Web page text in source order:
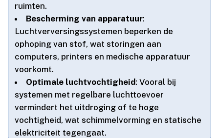
ruimten.​
Bescherming van apparatuur:
Luchtverversingssystemen beperken de
ophoping van stof, wat storingen aan
computers, printers en medische apparatuur
voorkomt.​
Optimale luchtvochtigheid: Vooral bij
systemen met regelbare luchttoevoer
vermindert het uitdroging of te hoge
vochtigheid, wat schimmelvorming en statische
elektriciteit tegengaat.​